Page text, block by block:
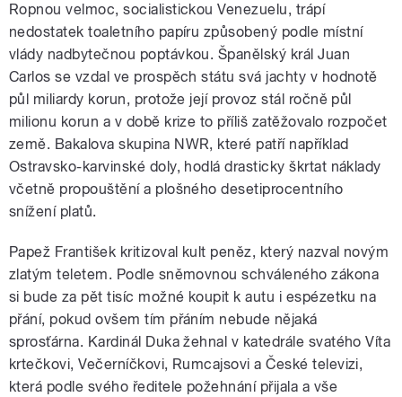
Ropnou velmoc, socialistickou Venezuelu, trápí
nedostatek toaletního papíru způsobený podle místní
vlády nadbytečnou poptávkou. Španělský král Juan
Carlos se vzdal ve prospěch státu svá jachty v hodnotě
půl miliardy korun, protože její provoz stál ročně půl
milionu korun a v době krize to příliš zatěžovalo rozpočet
země. Bakalova skupina NWR, které patří například
Ostravsko-karvinské doly, hodlá drasticky škrtat náklady
včetně propouštění a plošného desetiprocentního
snížení platů.
Papež František kritizoval kult peněz, který nazval novým
zlatým teletem. Podle sněmovnou schváleného zákona
si bude za pět tisíc možné koupit k autu i espézetku na
přání, pokud ovšem tím přáním nebude nějaká
sprosťárna. Kardinál Duka žehnal v katedrále svatého Víta
krtečkovi, Večerníčkovi, Rumcajsovi a České televizi,
která podle svého ředitele požehnání přijala a vše